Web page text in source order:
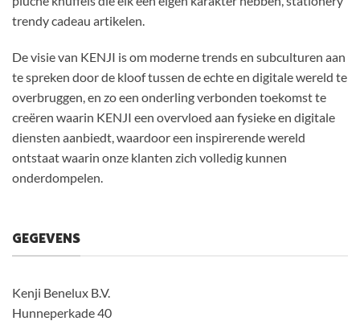
trendy cadeau artikelen.
De visie van KENJI is om moderne trends en subculturen aan
te spreken door de kloof tussen de echte en digitale wereld te
overbruggen, en zo een onderling verbonden toekomst te
creëren waarin KENJI een overvloed aan fysieke en digitale
diensten aanbiedt, waardoor een inspirerende wereld
ontstaat waarin onze klanten zich volledig kunnen
onderdompelen.
GEGEVENS
Kenji Benelux B.V.
Hunneperkade 40